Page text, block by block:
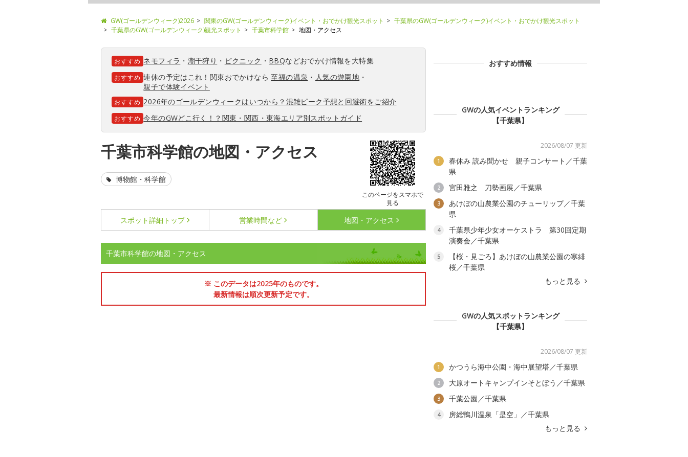
GW(ゴールデンウィーク)2026 関東のGW(ゴールデンウィーク)イベント・おでかけ観光スポット
千葉県のGW(ゴールデンウィーク)イベント・おでかけ観光スポット
千葉県のGW(ゴールデンウィーク)観光スポット
千葉市科学館 地図・アクセス
おすすめ ネモフィラ ・ 潮干狩り ・ ピクニック ・ BBQなどおでかけ情報を大特集
おすすめ 連休の予定はこれ！関東おでかけなら至福の温泉 ・ 人気の遊園地 ・
親子で体験イベント
おすすめ 2026年のゴールデンウィークはいつから？混雑ピーク予想と回避術をご紹介
おすすめ 今年のGWどこ行く！？関東・関西・東海エリア別スポットガイド
千葉市科学館の地図・アクセス
このページをスマホで
見る
博物館・科学館
スポット詳細 トップ 営業時間など 地図・アクセス
千葉市科学館の地図・アクセス
※ このデータは2025年のものです。
最新情報は順次更新予定です。
おすすめ情報
GWの人気イベントランキング
【千葉県】
2026/08/07 更新
1
春休み 読み聞かせ 親子コンサート／千葉
県
2 宮田雅之 刀勢画展／千葉県
3
あけぼの山農業公園のチューリップ／千葉
県
4
千葉県少年少女オーケストラ 第30回定期
演奏会／千葉県
5
【桜・見ごろ】あけぼの山農業公園の寒緋
桜／千葉県
もっと見る
GWの人気スポットランキング
【千葉県】
2026/08/07 更新
1 かつうら海中公園・海中展望塔／千葉県
2 大原オートキャンプインそとぼう／千葉県
3 千葉公園／千葉県
4
房総鴨川温泉「是空」／千葉県
もっと見る